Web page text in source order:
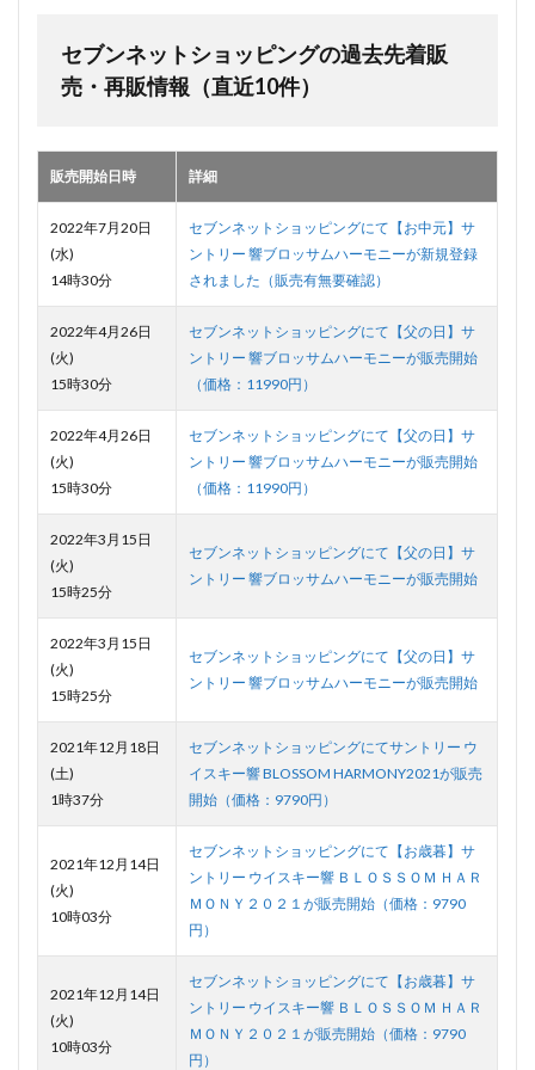
セブンネットショッピングの過去先着販
売・再販情報（直近10件）
販売開始日時 詳細
2022年7月20日
(水)
14時30分
セブンネットショッピングにて【お中元】サ
ントリー 響ブロッサムハーモニーが新規登録
されました（販売有無要確認）
2022年4月26日
(火)
15時30分
セブンネットショッピングにて【父の日】サ
ントリー 響ブロッサムハーモニーが販売開始
（価格：11990円）
2022年4月26日
(火)
15時30分
セブンネットショッピングにて【父の日】サ
ントリー 響ブロッサムハーモニーが販売開始
（価格：11990円）
2022年3月15日
(火)
15時25分
セブンネットショッピングにて【父の日】サ
ントリー 響ブロッサムハーモニーが販売開始
2022年3月15日
(火)
15時25分
セブンネットショッピングにて【父の日】サ
ントリー 響ブロッサムハーモニーが販売開始
2021年12月18日
(土)
1時37分
セブンネットショッピングにてサントリー ウ
イスキー響 BLOSSOM HARMONY2021が販売
開始（価格：9790円）
2021年12月14日
(火)
10時03分
セブンネットショッピングにて【お歳暮】サ
ントリー ウイスキー響 ＢＬＯＳＳＯＭ ＨＡＲ
ＭＯＮＹ２０２１が販売開始（価格：9790
円）
2021年12月14日
(火)
10時03分
セブンネットショッピングにて【お歳暮】サ
ントリー ウイスキー響 ＢＬＯＳＳＯＭ ＨＡＲ
ＭＯＮＹ２０２１が販売開始（価格：9790
円）